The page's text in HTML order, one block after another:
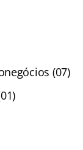
(07)